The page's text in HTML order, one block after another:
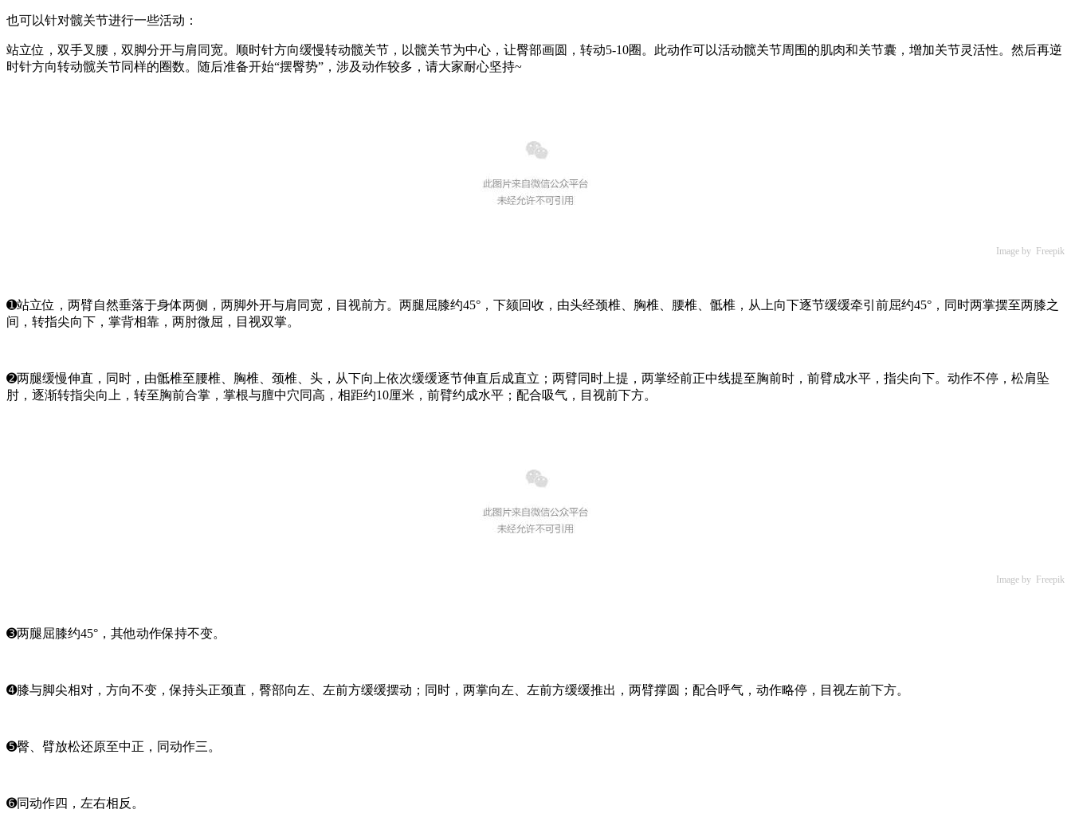
也可以针对髋关节进行一些活动：
站立位，双手叉腰，双脚分开与肩同宽。顺时针方向缓慢转动髋关节，以髋关节为中心，让臀部画圆，转动5-10圈。此动作可以活动髋关节周围的肌肉和关节囊，增加关节灵活性。然后再逆
时针方向转动髋关节同样的圈数。随后准备开始“摆臀势”，涉及动作较多，请大家耐心坚持~
Image by Freepik
➊站立位，两臂自然垂落于身体两侧，两脚外开与肩同宽，目视前方。两腿屈膝约45°，下颏回收，由头经颈椎、胸椎、腰椎、骶椎，从上向下逐节缓缓牵引前屈约45°，同时两掌摆至两膝之
间，转指尖向下，掌背相靠，两肘微屈，目视双掌。
➋两腿缓慢伸直，同时，由骶椎至腰椎、胸椎、颈椎、头，从下向上依次缓缓逐节伸直后成直立；两臂同时上提，两掌经前正中线提至胸前时，前臂成水平，指尖向下。动作不停，松肩坠
肘，逐渐转指尖向上，转至胸前合掌，掌根与膻中穴同高，相距约10厘米，前臂约成水平；配合吸气，目视前下方。
Image by Freepik
➌两腿屈膝约45°，其他动作保持不变。
➍膝与脚尖相对，方向不变，保持头正颈直，臀部向左、左前方缓缓摆动；同时，两掌向左、左前方缓缓推出，两臂撑圆；配合呼气，动作略停，目视左前下方。
➎臀、臂放松还原至中正，同动作三。
➏同动作四，左右相反。